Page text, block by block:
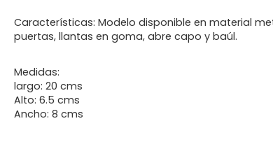
Características: Modelo disponible en material
puertas, llantas en goma, abre capo y baúl.
Medidas:
largo: 20 cms
Alto: 6.5 cms
Ancho: 8 cms